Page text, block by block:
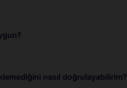
nasıl doğrulayabilirim?